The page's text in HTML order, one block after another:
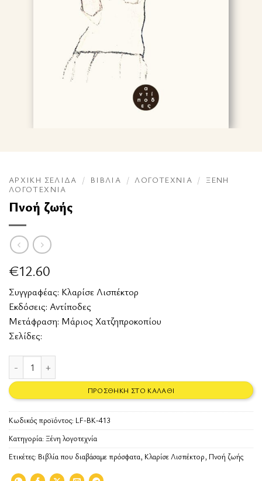
ΑΡΧΙΚΉ ΣΕΛΊΔΑ / ΒΙΒΛΊΑ / ΛΟΓΟΤΕΧΝΊΑ / ΞΈΝΗ
ΛΟΓΟΤΕΧΝΊΑ
Πνοή ζωής
€12.60
Συγγραφέας: Κλαρίσε Λισπέκτορ
Εκδόσεις: Αντίποδες
Μετάφραση: Μάριος Χατζηπροκοπίου
Σελίδες:
ΠΡΟΣΘΉΚΗ ΣΤΟ ΚΑΛΆΘΙ
Κωδικός προϊόντος: LF-BK-413
Κατηγορία: Ξένη λογοτεχνία
Ετικέτες: Βιβλία που διαβάσαμε πρόσφατα, Κλαρίσε Λισπέκτορ, Πνοή ζωής